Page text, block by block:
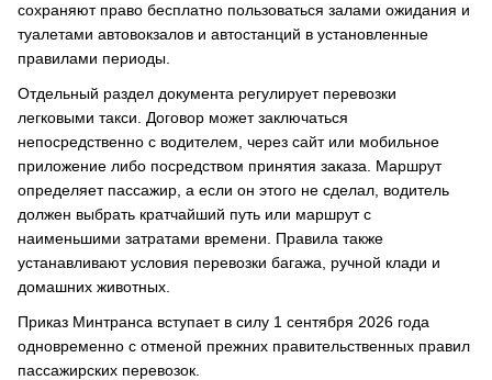
сохраняют право бесплатно пользоваться залами ожидания и
туалетами автовокзалов и автостанций в установленные
правилами периоды.
Отдельный раздел документа регулирует перевозки
легковыми такси. Договор может заключаться
непосредственно с водителем, через сайт или мобильное
приложение либо посредством принятия заказа. Маршрут
определяет пассажир, а если он этого не сделал, водитель
должен выбрать кратчайший путь или маршрут с
наименьшими затратами времени. Правила также
устанавливают условия перевозки багажа, ручной клади и
домашних животных.
Приказ Минтранса вступает в силу 1 сентября 2026 года
одновременно с отменой прежних правительственных правил
пассажирских перевозок.